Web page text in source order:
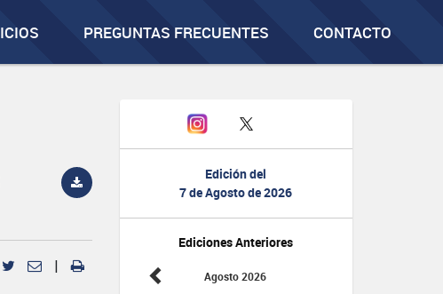
PREGUNTAS FRECUENTES CONTACTO
Edición del
7 de Agosto de 2026
Ediciones Anteriores
Agosto 2026
|